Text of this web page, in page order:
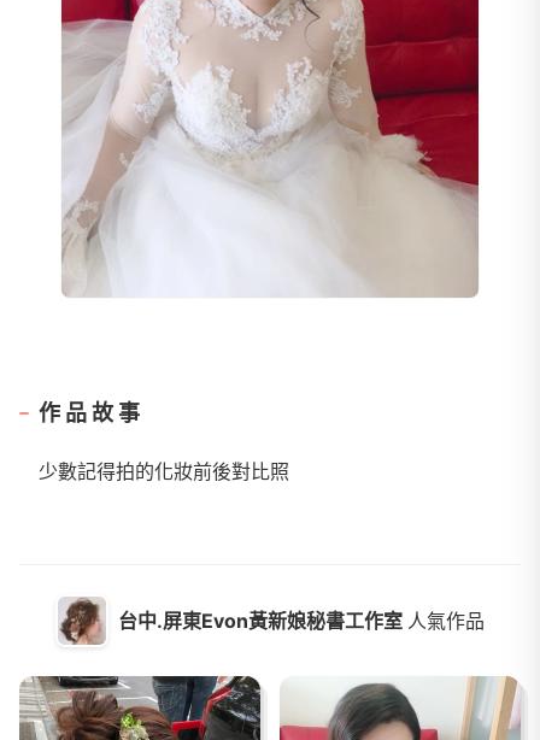
作品故事
少數記得拍的化妝前後對比照
台中.屏東Evon黃新娘秘書工作室 人氣作品